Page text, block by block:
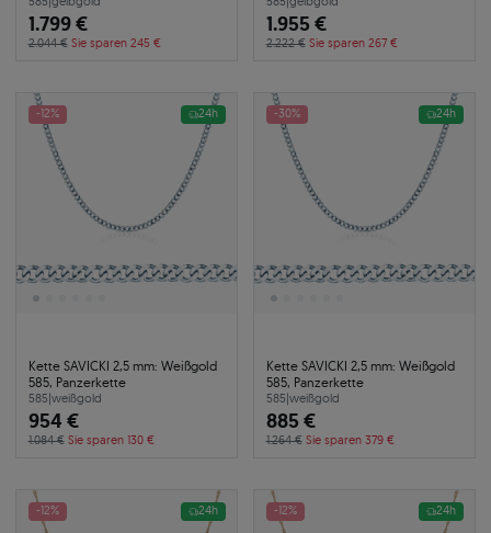
1.799 €
2.044 € Sie sparen 245 €
1.955 €
2.222 € Sie sparen 267 €
-12% 24h
Kette SAVICKI 2,5 mm: Weißgold
585, Panzerkette
585|weißgold
954 €
1.084 € Sie sparen 130 €
-30% 24h
Kette SAVICKI 2,5 mm: Weißgold
585, Panzerkette
585|weißgold
885 €
1.264 € Sie sparen 379 €
-12% 24h -12% 24h